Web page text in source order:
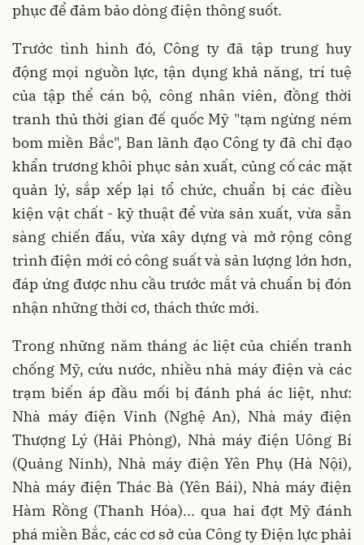
phục để đảm bảo dòng điện thông suốt.
Trước tình hình đó, Công ty đã tập trung huy
động mọi nguồn lực, tận dụng khả năng, trí tuệ
của tập thể cán bộ, công nhân viên, đồng thời
tranh thủ thời gian đế quốc Mỹ "tạm ngừng ném
bom miền Bắc", Ban lãnh đạo Công ty đã chỉ đạo
khẩn trương khôi phục sản xuất, củng cố các mặt
quản lý, sắp xếp lại tổ chức, chuẩn bị các điều
kiện vật chất - kỹ thuật để vừa sản xuất, vừa sẵn
sàng chiến đấu, vừa xây dựng và mở rộng công
trình điện mới có công suất và sản lượng lớn hơn,
đáp ứng được nhu cầu trước mắt và chuẩn bị đón
nhận những thời cơ, thách thức mới.
Trong những năm tháng ác liệt của chiến tranh
chống Mỹ, cứu nước, nhiều nhà máy điện và các
trạm biến áp đầu mối bị đánh phá ác liệt, như:
Nhà máy điện Vinh (Nghệ An), Nhà máy điện
Thượng Lý (Hải Phòng), Nhà máy điện Uông Bí
(Quảng Ninh), Nhà máy điện Yên Phụ (Hà Nội),
Nhà máy điện Thác Bà (Yên Bái), Nhà máy điện
Hàm Rồng (Thanh Hóa)... qua hai đợt Mỹ đánh
phá miền Bắc, các cơ sở của Công ty Điện lực phải